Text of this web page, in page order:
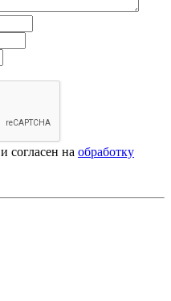
и согласен на обработку